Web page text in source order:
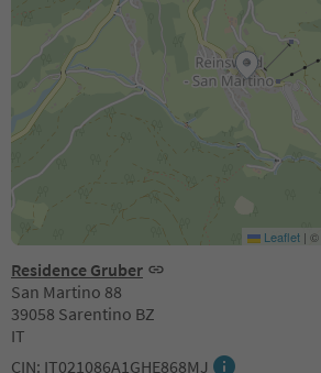
Residence Gruber
San Martino 88
39058 Sarentino BZ
IT
CIN: IT021086A1GHE868MJ
Leaflet | ©